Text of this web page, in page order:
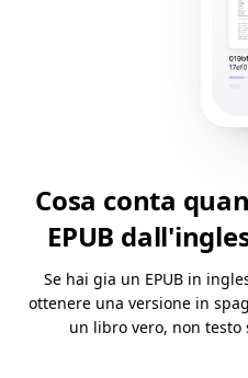
Cosa conta
EPUB
Se hai gia un EPUB in
ottenere una versione in
un libro vero, non testo